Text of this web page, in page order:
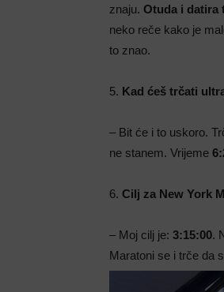
znaju. Otuda i datira
neko reče kako je
to znao.
5. Kad ćeš trčati
– Bit će i to uskoro.
ne stanem. Vrijeme
6. Cilj za New York
– Moj cilj je: 3:15:00.
Maratoni se i trče da